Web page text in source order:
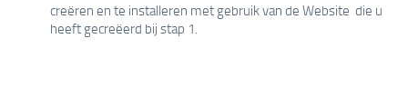
creëren en te installeren met gebruik van de Website die u
heeft gecreëerd bij stap 1.